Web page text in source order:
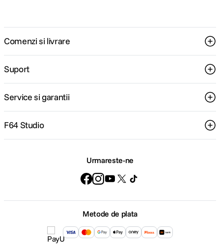
Comenzi si livrare
Suport
Service si garantii
F64 Studio
Urmareste-ne
Metode de plata